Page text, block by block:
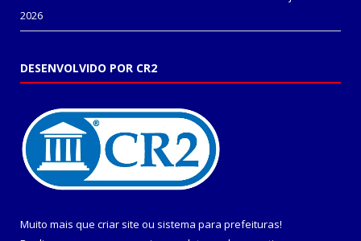
2026
DESENVOLVIDO POR CR2
Muito mais que criar site ou sistema para prefeituras!